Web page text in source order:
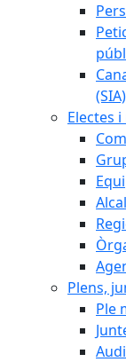
(SIA)
Electes
Plens,
Ple